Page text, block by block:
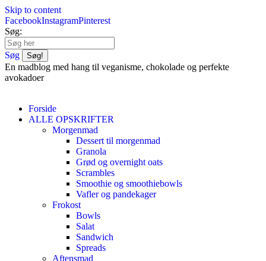
Skip to content
FacebookInstagramPinterest
Søg:
Søg
En madblog med hang til veganisme, chokolade og perfekte
avokadoer
Forside
ALLE OPSKRIFTER
Morgenmad
Dessert til morgenmad
Granola
Grød og overnight oats
Scrambles
Smoothie og smoothiebowls
Vafler og pandekager
Frokost
Bowls
Salat
Sandwich
Spreads
Aftensmad